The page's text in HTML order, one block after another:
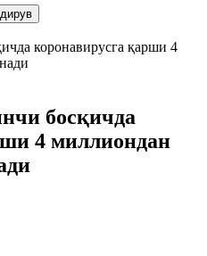
босқичда
4 миллиондан